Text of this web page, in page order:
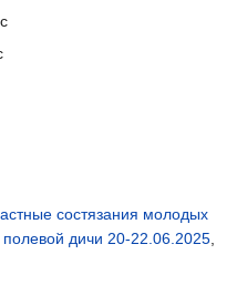
состязания молодых
дичи 20-22.06.2025